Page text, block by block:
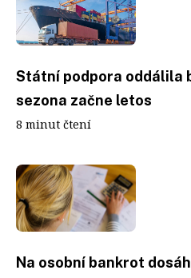
Státní podpora oddálila
sezona začne letos
8 minut čtení
Na osobní bankrot